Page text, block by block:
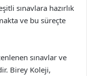
sınavlara hazırlık
ve bu süreçte
sınavlar ve
Birey Koleji,